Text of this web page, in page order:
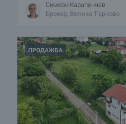
Симеон Карапенчев
Брокер, Велико Търново
ПРОДАЖБА